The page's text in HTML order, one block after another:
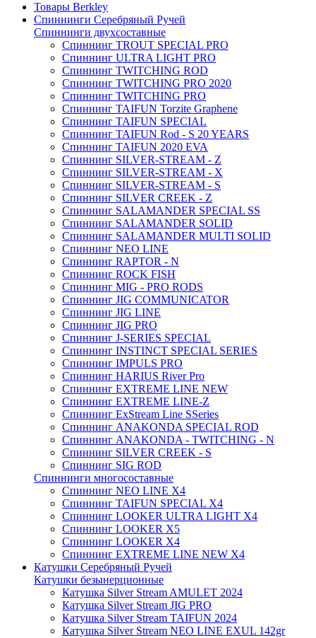
Товары Berkley
Спиннинги Серебряный Ручей
Спиннинги двухсоставные
Спиннинг TROUT SPECIAL PRO
Спиннинг ULTRA LIGHT PRO
Спиннинг TWITCHING ROD
Спиннинг TWITCHING PRO 2020
Спиннинг TWITCHING PRO
Спиннинг TAIFUN Torzite Graphene
Спиннинг TAIFUN SPECIAL
Спиннинг TAIFUN Rod - S 20 YEARS
Спиннинг TAIFUN 2020 EVA
Спиннинг SILVER-STREAM - Z
Спиннинг SILVER-STREAM - X
Спиннинг SILVER-STREAM - S
Спиннинг SILVER CREEK - Z
Спиннинг SALAMANDER SPECIAL SS
Спиннинг SALAMANDER SOLID
Спиннинг SALAMANDER MULTI SOLID
Спиннинг NEO LINE
Спиннинг RAPTOR - N
Спиннинг ROCK FISH
Спиннинг MIG - PRO RODS
Спиннинг JIG COMMUNICATOR
Спиннинг JIG LINE
Спиннинг JIG PRO
Спиннинг J-SERIES SPECIAL
Спиннинг INSTINCT SPECIAL SERIES
Спиннинг IMPULS PRO
Спиннинг HARIUS River Pro
Спиннинг EXTREME LINE NEW
Спиннинг EXTREME LINE-Z
Спиннинг ExStream Line SSeries
Спиннинг ANAKONDA SPECIAL ROD
Спиннинг ANAKONDA - TWITCHING - N
Спиннинг SILVER CREEK - S
Спиннинг SIG ROD
Спиннинги многосоставные
Спиннинг NEO LINE X4
Спиннинг TAIFUN SPECIAL X4
Спиннинг LOOKER ULTRA LIGHT X4
Спиннинг LOOKER X5
Спиннинг LOOKER X4
Спиннинг EXTREME LINE NEW X4
Катушки Серебряный Ручей
Катушки безынерционные
Катушка Silver Stream AMULET 2024
Катушка Silver Stream JIG PRO
Катушка Silver Stream TAIFUN 2024
Катушка Silver Stream NEO LINE EXUL 142gr